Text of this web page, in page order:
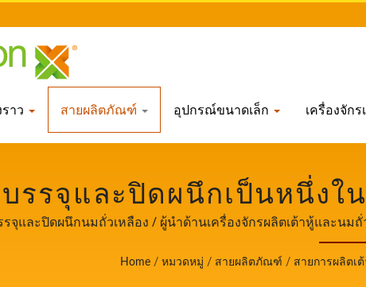
ราว สายผลิตภัณฑ์ อุปกรณ์ขนาดเล็ก เครื่องจักร
บรรจุและปิดผนึกเป็นหนึ่งใ
น. / ผู้นำด้านเครื่องจักรผลิ
ให้ความสำคัญสูงสุดกับค
รจุและปิดผนึกนมถั่วเหลือง / ผู้นำด้านเครื่องจักรผลิตเต้าหู้และ
Home / หมวดหมู่ / สายผลิตภัณฑ์ / สายการผลิต